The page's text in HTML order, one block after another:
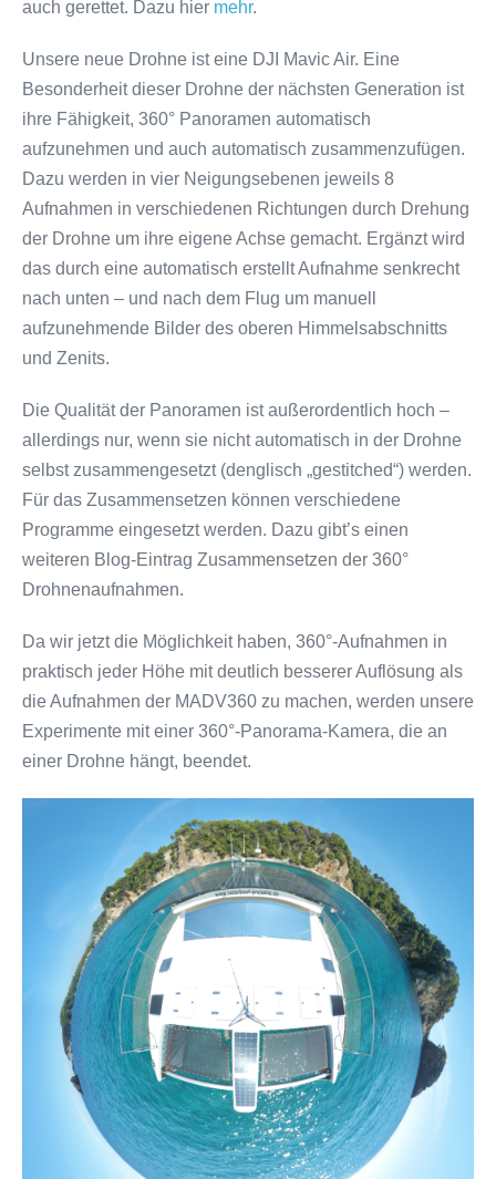
auch gerettet. Dazu hier mehr.
Unsere neue Drohne ist eine DJI Mavic Air. Eine
Besonderheit dieser Drohne der nächsten Generation ist
ihre Fähigkeit, 360° Panoramen automatisch
aufzunehmen und auch automatisch zusammenzufügen.
Dazu werden in vier Neigungsebenen jeweils 8
Aufnahmen in verschiedenen Richtungen durch Drehung
der Drohne um ihre eigene Achse gemacht. Ergänzt wird
das durch eine automatisch erstellt Aufnahme senkrecht
nach unten – und nach dem Flug um manuell
aufzunehmende Bilder des oberen Himmelsabschnitts
und Zenits.
Die Qualität der Panoramen ist außerordentlich hoch –
allerdings nur, wenn sie nicht automatisch in der Drohne
selbst zusammengesetzt (denglisch „gestitched“) werden.
Für das Zusammensetzen können verschiedene
Programme eingesetzt werden. Dazu gibt’s einen
weiteren Blog-Eintrag Zusammensetzen der 360°
Drohnenaufnahmen.
Da wir jetzt die Möglichkeit haben, 360°-Aufnahmen in
praktisch jeder Höhe mit deutlich besserer Auflösung als
die Aufnahmen der MADV360 zu machen, werden unsere
Experimente mit einer 360°-Panorama-Kamera, die an
einer Drohne hängt, beendet.